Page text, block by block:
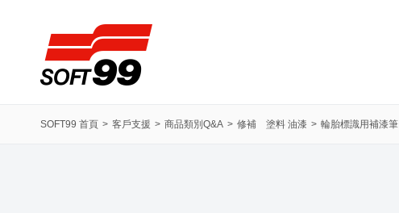
SOFT99 首頁 客戶支援 商品類別Q&A 修補 塗料 油漆 輪胎標識用補漆筆